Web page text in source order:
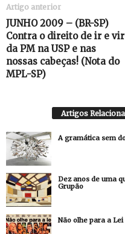
Artigo anterior
JUNHO 2009 – (BR-SP)
Contra o direito de ir e vir
da PM na USP e nas
nossas cabeças! (Nota do
MPL-SP)
Artigos
A gramática sem
Dez anos de uma
Grupão
Não olhe para a Lei